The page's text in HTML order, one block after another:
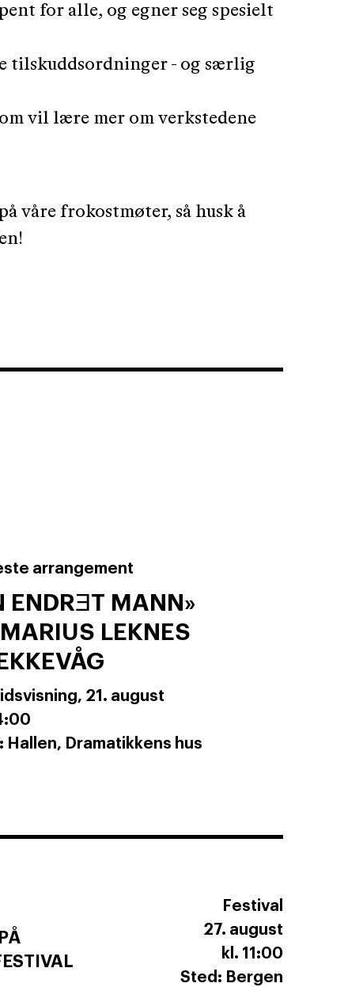
for alle, og egner seg spesielt
tilskuddsordninger - og særlig
vil lære mer om verkstedene
våre frokostmøter, så husk å
arrangement
ENDRƎT MANN»
LEKNES
21. august
Hallen, Dramatikkens hus
Festival
27. august
kl. 11:00
Sted: Bergen